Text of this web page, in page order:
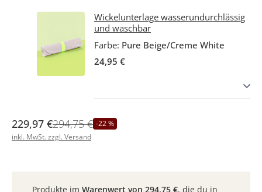
Wickelunterlage wasserundurchlässig
und waschbar
Farbe: Pure Beige/Creme White
24,95 €
229,97 €294,75 € -22 %
inkl. MwSt. zzgl. Versand
Produkte im Warenwert von 294,75 €, die du in